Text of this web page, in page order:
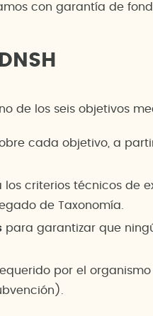
con garantía de
de los seis objetivos
cada objetivo, a
los criterios técnicos de
de Taxonomía.
para garantizar que
por el